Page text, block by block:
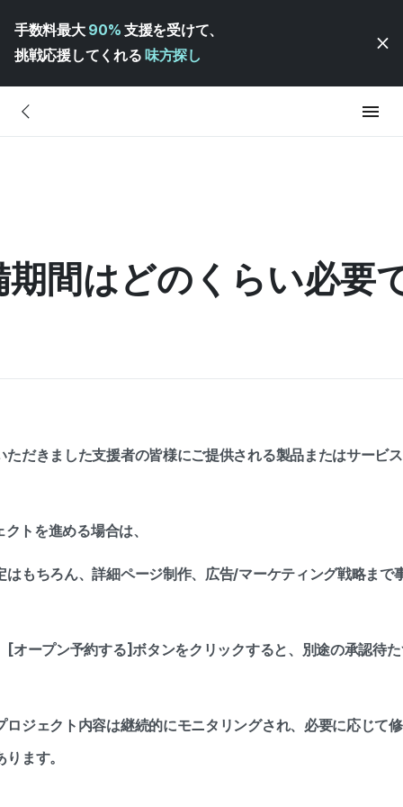
手数料最大 90% 支援を受けて、
挑戦応援してくれる 味方探し
間はどのくらい必要
ただきました支援者の皆様にご提供される製品またはサービ
トを進める場合は、
はもちろん、詳細ページ制作、広告/マーケティング戦略まで
[オープン予約する]ボタンをクリックすると、別途の承認待
ロジェクト内容は継続的にモニタリングされ、必要に応じて
ます。